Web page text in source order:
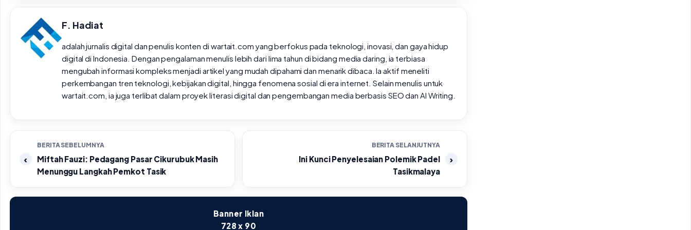
F. Hadiat
adalah jurnalis digital dan penulis konten di wartait.com yang berfokus pada teknologi, inovasi, dan gaya hidup
digital di Indonesia. Dengan pengalaman menulis lebih dari lima tahun di bidang media daring, ia terbiasa
mengubah informasi kompleks menjadi artikel yang mudah dipahami dan menarik dibaca. Ia aktif meneliti
perkembangan tren teknologi, kebijakan digital, hingga fenomena sosial di era internet. Selain menulis untuk
wartait.com, ia juga terlibat dalam proyek literasi digital dan pengembangan media berbasis SEO dan AI Writing.
BERITA SEBELUMNYA
Miftah Fauzi: Pedagang Pasar Cikurubuk Masih
Menunggu Langkah Pemkot Tasik
BERITA SELANJUTNYA
Ini Kunci Penyelesaian Polemik Padel
Tasikmalaya
Banner Iklan
728 x 90